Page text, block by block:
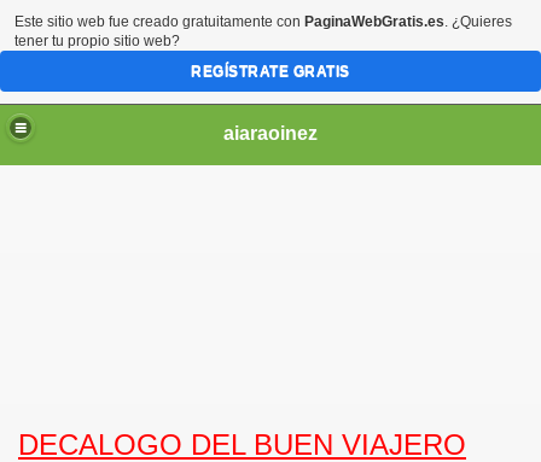
aiaraoinez
DECALOGO DEL BUEN VIAJERO
Este sitio web fue creado gratuitamente con PaginaWebGratis.es. ¿Quieres
tener tu propio sitio web?
REGÍSTRATE GRATIS